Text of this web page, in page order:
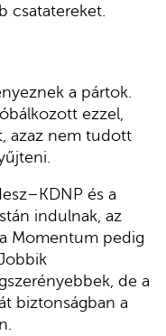
csatatereket.
a pártok.
ezzel,
azaz nem tudott
és a
indulnak, az
Momentum pedig
de a
biztonságban a